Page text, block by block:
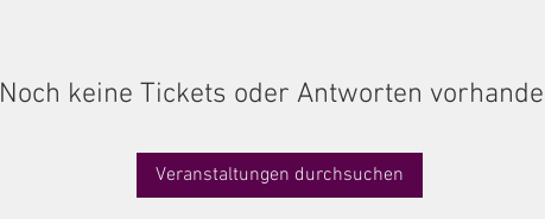
Noch keine Tickets oder Antworten
Veranstaltungen durchsuchen